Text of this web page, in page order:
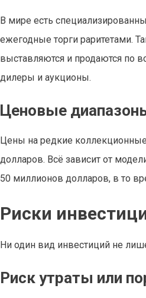
В мире есть
ежегодные торги раритетами.
выставляются и продаются по
дилеры и аукционы.
Ценовые
Цены на редкие коллекционные
долларов. Всё зависит от
50 миллионов долларов, в то
Риски
Ни один вид инвестиций не
Риск утраты или